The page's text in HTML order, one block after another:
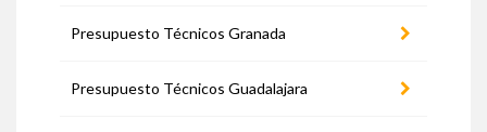
Presupuesto Técnicos Granada
Presupuesto Técnicos Guadalajara